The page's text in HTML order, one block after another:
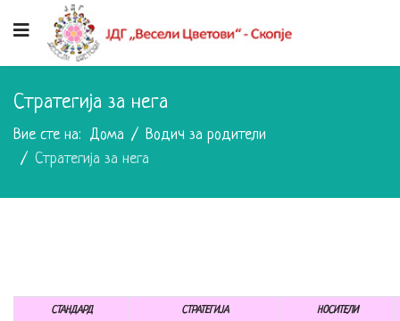
Стратегија за нега
Вие сте на: Дома
Водич за родители
Стратегија за нега
СТАНДАРД СТРАТЕГИЈА НОСИТЕЛИ